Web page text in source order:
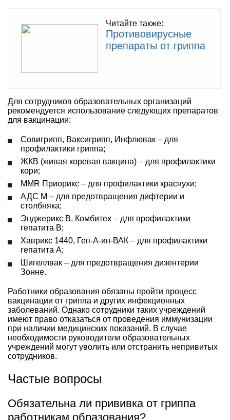
Читайте также:
Противовирусные
препараты от гриппа
Для сотрудников образовательных организаций
рекомендуется использование следующих препаратов
для вакцинации:
Совигрипп, Ваксигрипп, Инфлювак – для
профилактики гриппа;
ЖКВ (живая коревая вакцина) – для профилактики
кори;
MMR Приорикс – для профилактики краснухи;
АДС М – для предотвращения дифтерии и
столбняка;
Энджерикс В, Комбитех – для профилактики
гепатита В;
Хаврикс 1440, Геп-А-ин-ВАК – для профилактики
гепатита А;
Шигеллвак – для предотвращения дизентерии
Зонне.
Работники образования обязаны пройти процесс
вакцинации от гриппа и других инфекционных
заболеваний. Однако сотрудники таких учреждений
имеют право отказаться от проведения иммунизации
при наличии медицинских показаний. В случае
необходимости руководители образовательных
учреждений могут уволить или отстранить непривитых
сотрудников.
Частые вопросы
Обязательна ли прививка от гриппа
работникам образования?